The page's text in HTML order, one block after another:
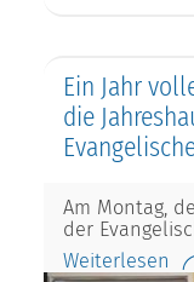
Ein Jahr
die
Am Montag,
der
Weiterlesen